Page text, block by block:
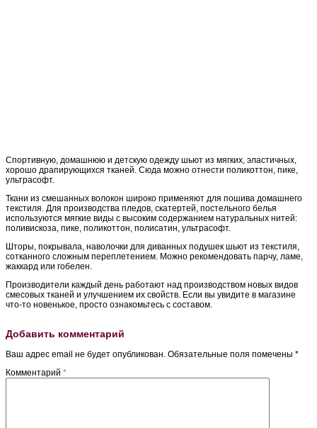
Спортивную, домашнюю и детскую одежду шьют из мягких, эластичных,
хорошо драпирующихся тканей. Сюда можно отнести поликоттон, пике,
ультрасофт.
Ткани из смешанных волокон широко применяют для пошива домашнего
текстиля. Для производства пледов, скатертей, постельного белья
используются мягкие виды с высоким содержанием натуральных нитей:
поливискоза, пике, поликоттон, полисатин, ультрасофт.
Шторы, покрывала, наволочки для диванных подушек шьют из текстиля,
сотканного сложным переплетением. Можно рекомендовать парчу, ламе,
жаккард или гобелен.
Производители каждый день работают над производством новых видов
смесовых тканей и улучшением их свойств. Если вы увидите в магазине
что-то новенькое, просто ознакомьтесь с составом.
Добавить комментарий
Ваш адрес email не будет опубликован. Обязательные поля помечены *
Комментарий *